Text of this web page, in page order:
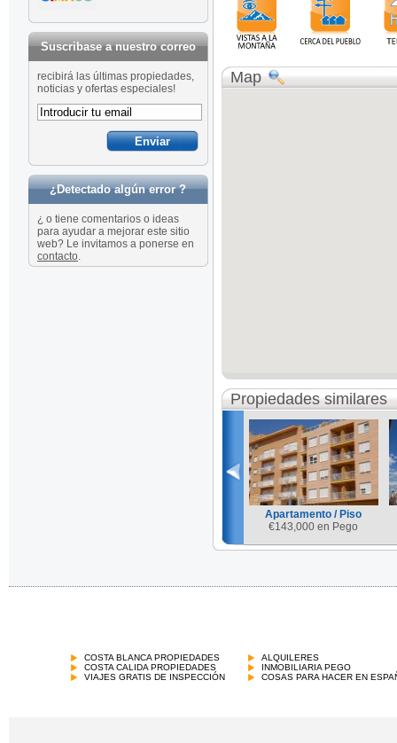
Suscribase a nuestro correo
recibirá las últimas propiedades,
noticias y ofertas especiales!
¿Detectado algún error ?
¿ o tiene comentarios o ideas
para ayudar a mejorar este sitio
web? Le invitamos a ponerse en
contacto.
Map
Propiedades similares
Apartamento / Piso
€143,000 en Pego
COSTA BLANCA PROPIEDADES
COSTA CALIDA PROPIEDADES
VIAJES GRATIS DE INSPECCIÓN
ALQUILERES
INMOBILIARIA PEGO
COSAS PARA HACER EN